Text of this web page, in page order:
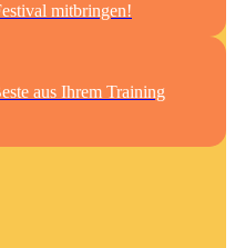
mitbringen!
aus Ihrem Training